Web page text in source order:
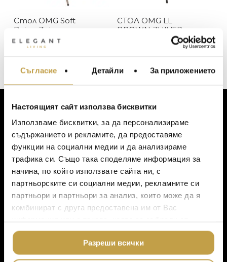
Съгласие Детайли За приложението
Настоящият сайт използва бисквитки
Използваме бисквитки, за да персонализираме
съдържанието и рекламите, да предоставяме
функции на социални медии и да анализираме
трафика си. Също така споделяме информация за
начина, по който използвате сайта ни, с
партньорските си социални медии, рекламните си
партньори и партньори за анализ, които може да я
комбинират с друга предоставена им от Вас
ползването от Ваша страна на услугите им.
Разреши всички
В наличност
Изчерпан, с опция за поръчка
ЦВЯТ
Бежово
Кафяво
Стол OMG Soft
Beige Zuiver
229€ (447.89 лв.)
СТОЛ OMG LL
BROWN ZUIVER
(954.45 лв.)
ЗА КЛИЕНТИ
Моят профил
Списък с желания
Количка
Доставка
Ваучер за подарък
Политика за поверителност
Онлайн пазаруване
ПРОДУКТОВИ КАТЕГОРИИ
МЕБЕЛИ ЗА ДОМА И
ЗА МАСАТА
ТЕКСТИЛ ЗА ДОМА
АРОМАТИ ЗА ДОМА
ИЗКУСТВО И КНИГИ
ВИСОК КЛАС
МЕБЕЛИ
ПОДАРЪЦИ
BACCARAT
TOM DIXON
MICHAEL ARAM
ASSOULINE
SELETTI
DOLCE & GABBANA
ETHNICRAFT